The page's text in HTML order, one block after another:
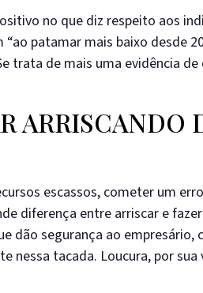
no que diz respeito aos
patamar mais baixo desde
trata de mais uma evidência
ARRISCANDO
escassos, cometer um
diferença entre arriscar e
dão segurança ao empresário,
nessa tacada. Loucura, por